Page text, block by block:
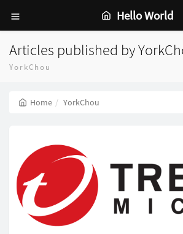
Hello World
Articles published by
YorkChou
Home YorkChou